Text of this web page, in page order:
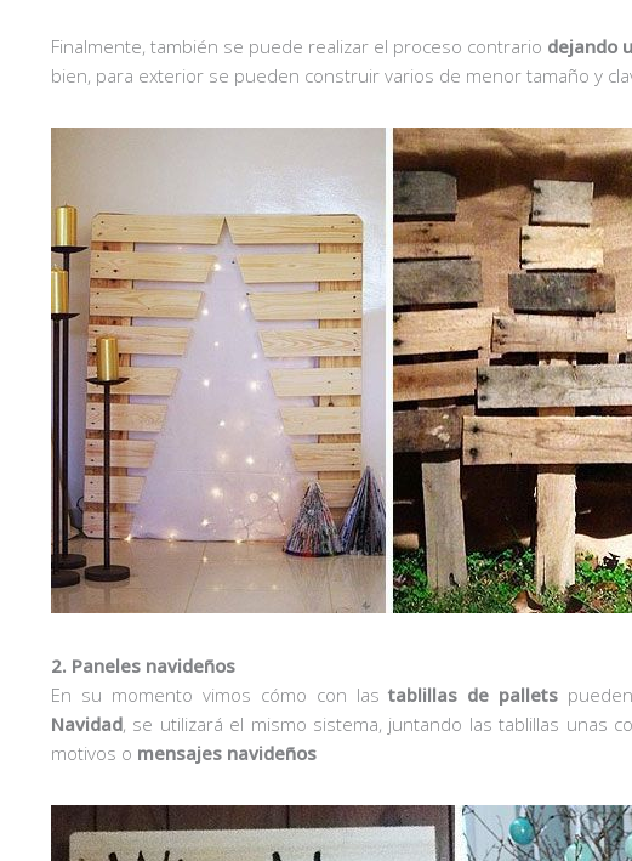
Finalmente, también se puede realizar el proceso contrario dejando
bien, para exterior se pueden construir varios de menor tamaño y
2. Paneles navideños
En su momento vimos cómo con lastablillas de pallets
Navidad, se utilizará el mismo sistema, juntando las tablillas unas
motivos o mensajes navideños